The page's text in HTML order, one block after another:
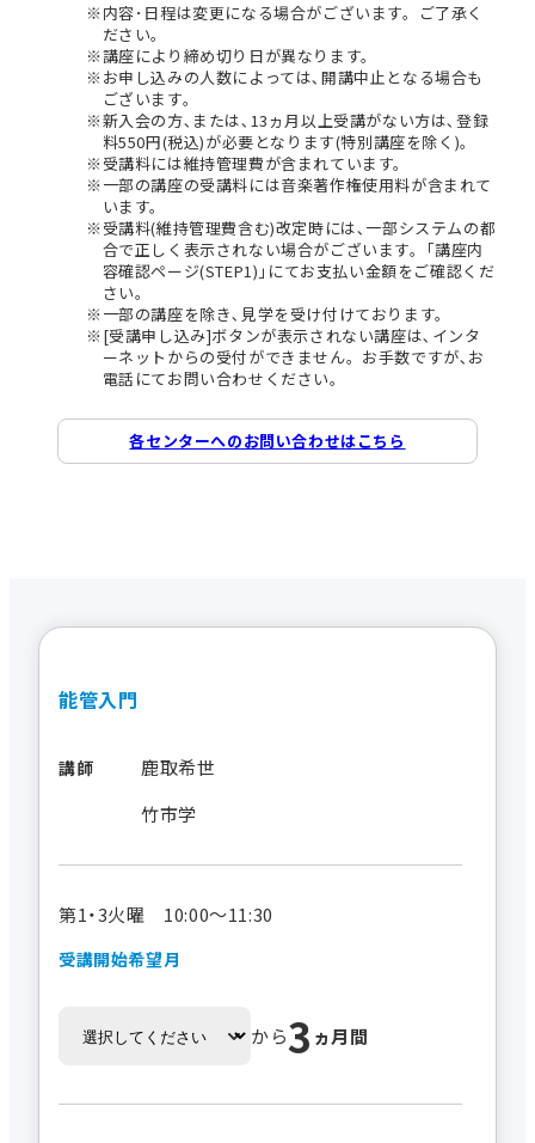
内容･日程は変更になる場合がございます。ご了承く
ださい。
講座により締め切り日が異なります。
お申し込みの人数によっては､開講中止となる場合も
ございます。
新入会の方､または､13ヵ月以上受講がない方は､登録
料550円(税込)が必要となります(特別講座を除く)。
受講料には維持管理費が含まれています。
一部の講座の受講料には音楽著作権使用料が含まれて
います。
受講料(維持管理費含む)改定時には､一部システムの都
合で正しく表示されない場合がございます。｢講座内
容確認ページ(STEP1)｣にてお支払い金額をご確認くだ
さい。
一部の講座を除き､見学を受け付けております。
[受講申し込み]ボタンが表示されない講座は､インタ
ーネットからの受付ができません。お手数ですが､お
電話にてお問い合わせください。
各センターへのお問い合わせはこちら
能管入門
講師
鹿取希世
竹市学
第1・3火曜 10:00～11:30
受講開始希望月
から3 ヵ月間